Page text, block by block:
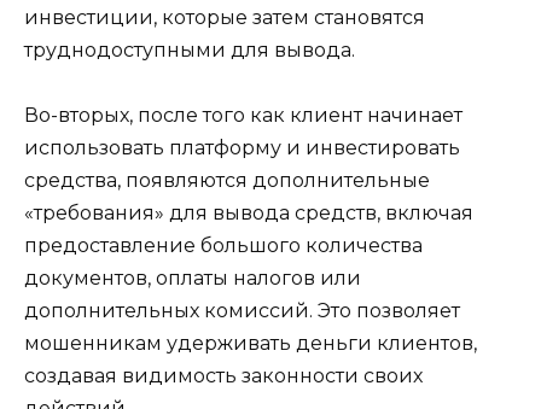
инвестиции, которые затем становятся
труднодоступными для вывода.
Во-вторых, после того как клиент начинает
использовать платформу и инвестировать
средства, появляются дополнительные
«требования» для вывода средств, включая
предоставление большого количества
документов, оплаты налогов или
дополнительных комиссий. Это позволяет
мошенникам удерживать деньги клиентов,
создавая видимость законности своих